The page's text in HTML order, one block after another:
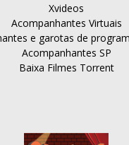
Xvideos
Acompanhantes Virtuais
e garotas de
Acompanhantes SP
Baixa Filmes Torrent